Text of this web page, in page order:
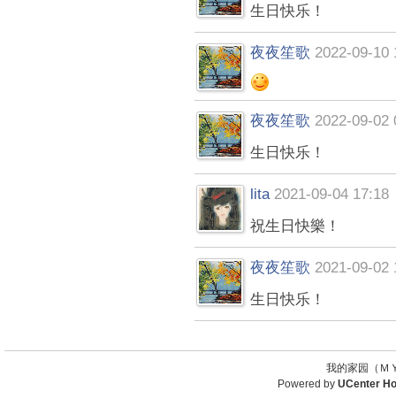
生日快乐！
夜夜笙歌 2022-09-10
夜夜笙歌 2022-09-02
生日快乐！
lita 2021-09-04 17:18
祝生日快樂！
夜夜笙歌 2021-09-02
生日快乐！
我的家园（
Powered by UCenter